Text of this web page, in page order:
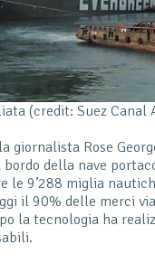
(credit: Suez Canal
giornalista Rose
della nave
le 9’288 miglia
il 90% delle merci
la tecnologia ha